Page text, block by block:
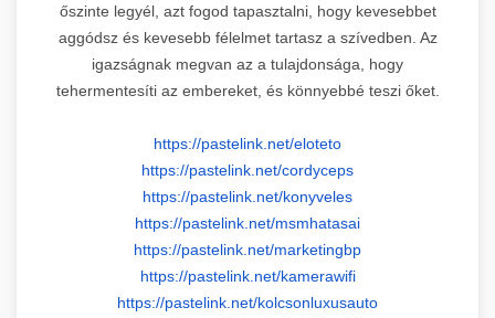
őszinte legyél, azt fogod tapasztalni, hogy kevesebbet
aggódsz és kevesebb félelmet tartasz a szívedben. Az
igazságnak megvan az a tulajdonsága, hogy
tehermentesíti az embereket, és könnyebbé teszi őket.
https://pastelink.net/eloteto
https://pastelink.net/cordyceps
https://pastelink.net/konyveles
https://pastelink.net/msmhatasai
https://pastelink.net/marketingbp
https://pastelink.net/kamerawifi
https://pastelink.net/kolcsonluxusauto